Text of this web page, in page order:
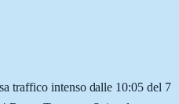
traffico intenso dalle 10:05 del 7